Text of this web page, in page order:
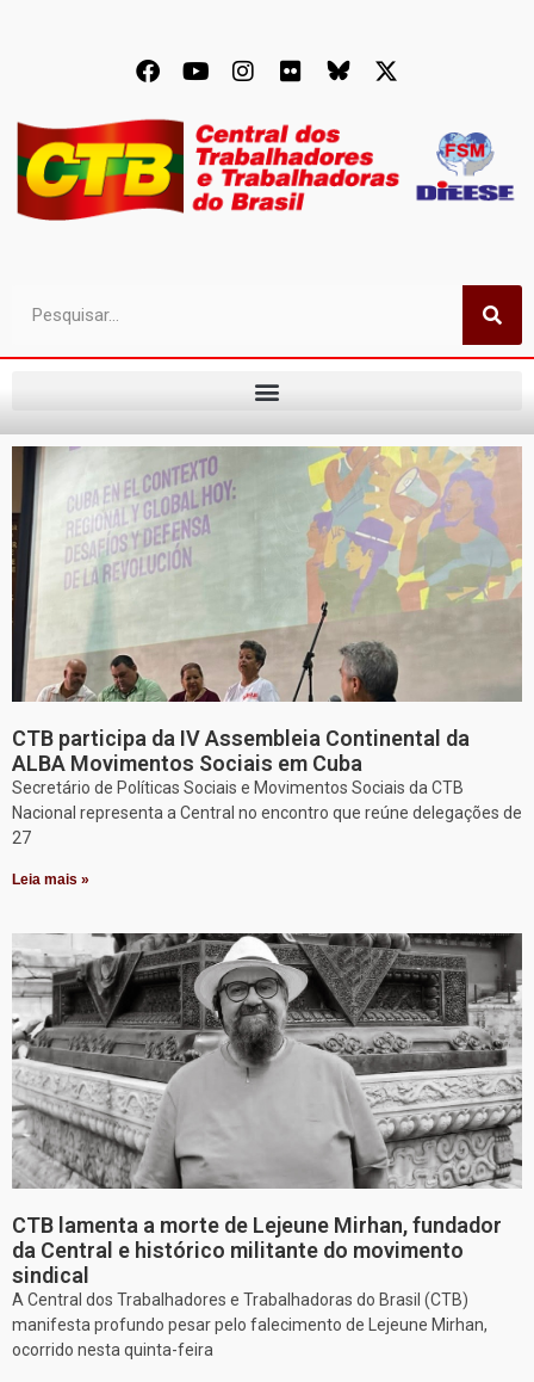
CTB participa da IV Assembleia Continental da
ALBA Movimentos Sociais em Cuba
Secretário de Políticas Sociais e Movimentos Sociais da CTB
Nacional representa a Central no encontro que reúne delegações de
27
Leia mais »
CTB lamenta a morte de Lejeune Mirhan, fundador
da Central e histórico militante do movimento
sindical
A Central dos Trabalhadores e Trabalhadoras do Brasil (CTB)
manifesta profundo pesar pelo falecimento de Lejeune Mirhan,
ocorrido nesta quinta-feira